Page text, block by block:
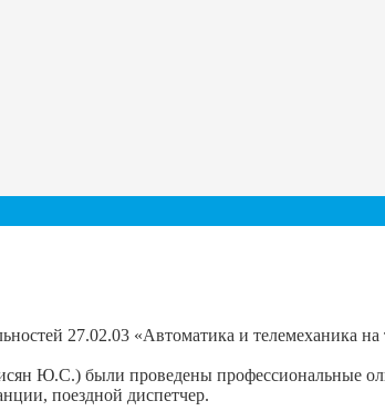
27.02.03 «Автоматика и телемеханика
Ю.С.) были проведены профессиональные
поездной диспетчер.